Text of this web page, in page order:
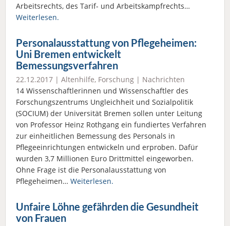
Arbeitsrechts, des Tarif- und Arbeitskampfrechts…
Weiterlesen.
Personalausstattung von Pflegeheimen:
Uni Bremen entwickelt
Bemessungsverfahren
22.12.2017 | Altenhilfe, Forschung | Nachrichten
14 Wissenschaftlerinnen und Wissenschaftler des
Forschungszentrums Ungleichheit und Sozialpolitik
(SOCIUM) der Universität Bremen sollen unter Leitung
von Professor Heinz Rothgang ein fundiertes Verfahren
zur einheitlichen Bemessung des Personals in
Pflegeeinrichtungen entwickeln und erproben. Dafür
wurden 3,7 Millionen Euro Drittmittel eingeworben.
Ohne Frage ist die Personalausstattung von
Pflegeheimen… Weiterlesen.
Unfaire Löhne gefährden die Gesundheit
von Frauen